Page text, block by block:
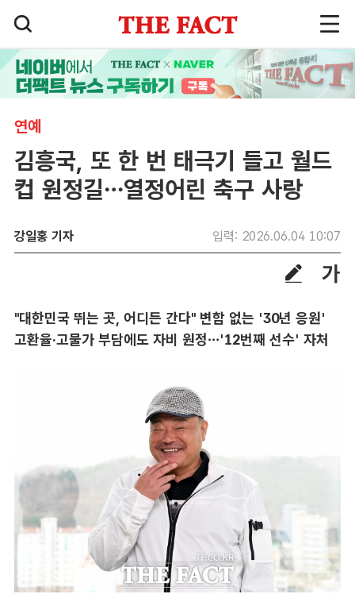
연예
김흥국, 또 한 번 태극기 들고 월드
컵 원정길…열정어린 축구 사랑
강일홍 기자 입력: 2026.06.04 10:07
"대한민국 뛰는 곳, 어디든 간다" 변함 없는 '30년 응원'
고환율·고물가 부담에도 자비 원정…'12번째 선수' 자처